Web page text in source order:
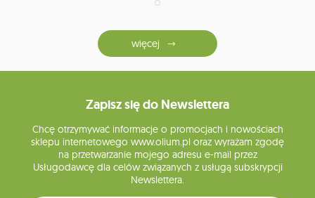
więcej
Zapisz się do Newslettera
Chcę otrzymywać informacje o promocjach i nowościach
sklepu internetowego www.olium.pl oraz wyrażam zgodę
na przetwarzanie mojego adresu e-mail przez
Usługodawcę dla celów związanych z usługą subskrypcji
Newslettera.